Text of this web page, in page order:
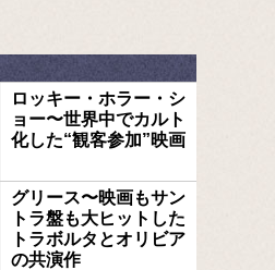
ロッキー・ホラー・シ
ョー〜世界中でカルト
化した“観客参加”映画
グリース〜映画もサン
トラ盤も大ヒットした
トラボルタとオリビア
の共演作